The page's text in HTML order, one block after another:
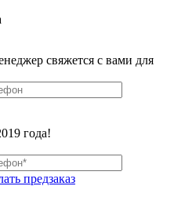
свяжется с вами для
года!
предзаказ